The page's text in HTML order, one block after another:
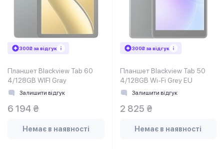
300₴ за відгук
Планшет Blackview Tab 60
4/128GB WIFI Gray
Залишити відгук
6 194 ₴
Немає в наявності
300₴ за відгук
Планшет Blackview Tab 50
4/128GB Wi-Fi Grey EU
Залишити відгук
2 825 ₴
Немає в наявності